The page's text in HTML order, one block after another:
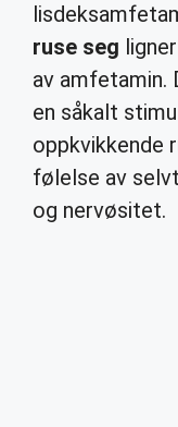
ruse seg
av amfetamin.
en såkalt
oppkvikkende
følelse av
og nervøsitet.